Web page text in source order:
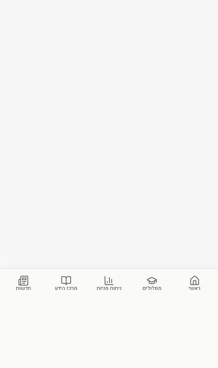
ראשי מסלולים ניתוח מניות מרכז הידע חדשות